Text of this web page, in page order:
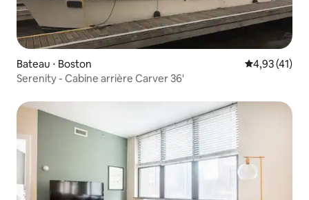
Bateau ⋅ Boston Évaluation
4,93 (41)
Serenity - Cabine arrière Carver 36'